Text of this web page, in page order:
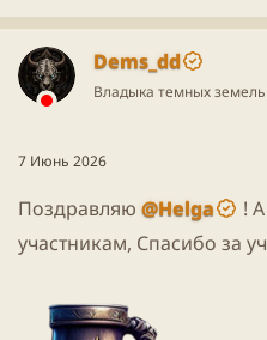
а
к
ц
и
Dems_dd
Владыка темных земель
7 Июнь 2026
Поздравляю @Helga
!
участникам, Спасибо за